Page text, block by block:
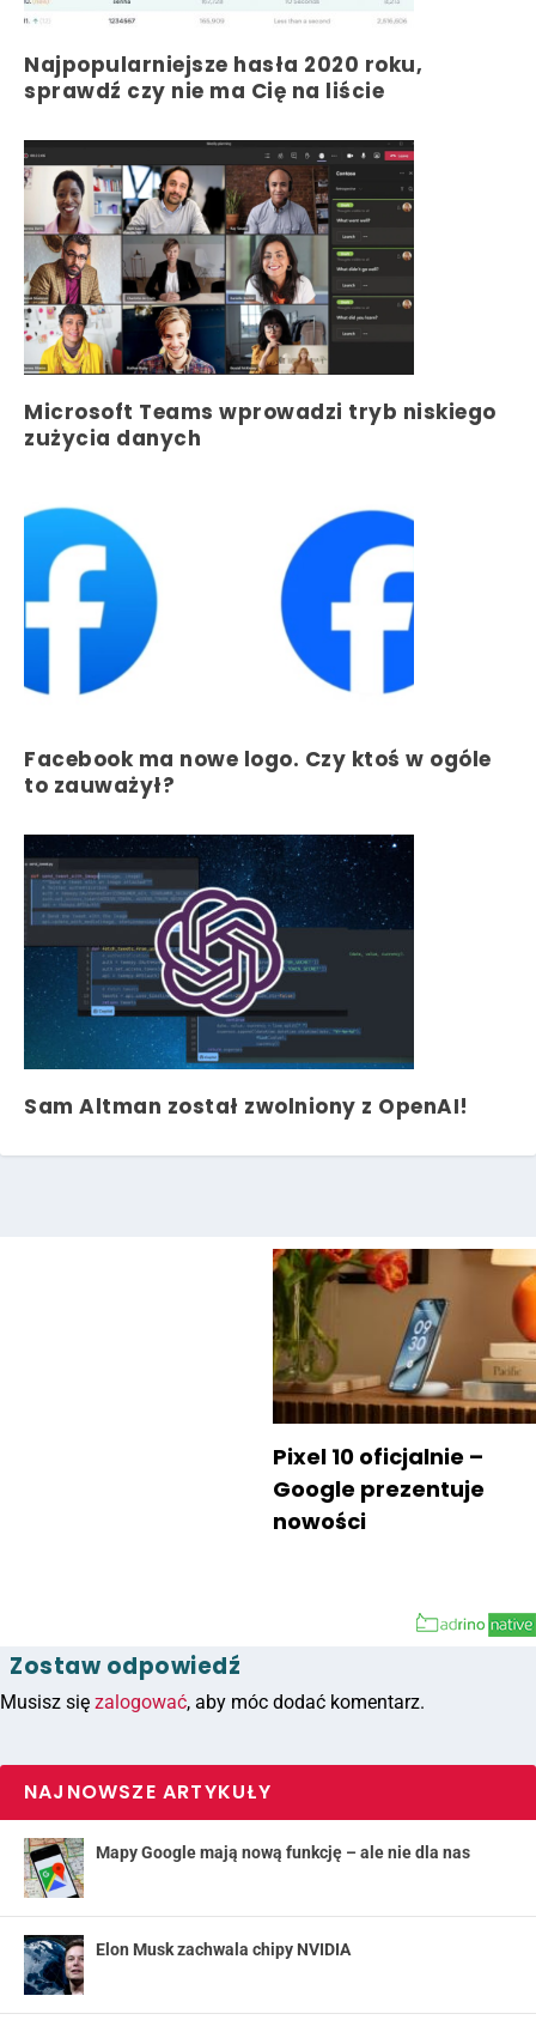
Najpopularniejsze hasła 2020 roku,
sprawdź czy nie ma Cię na liście
Microsoft Teams wprowadzi tryb niskiego
zużycia danych
Facebook ma nowe logo. Czy ktoś w ogóle
to zauważył?
Sam Altman został zwolniony z OpenAI!
Pixel 10 oficjalnie –
Google prezentuje
nowości
Zostaw odpowiedź
Musisz się zalogować, aby móc dodać komentarz.
NAJNOWSZE ARTYKUŁY
Mapy Google mają nową funkcję – ale nie dla nas
Elon Musk zachwala chipy NVIDIA